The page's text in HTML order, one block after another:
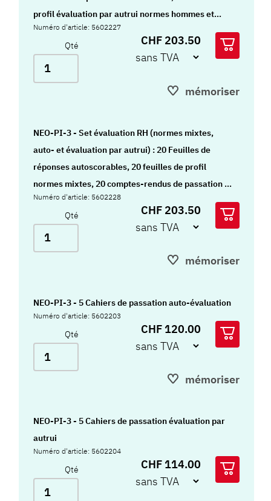
profil évaluation par autrui normes hommes et
femmes, 20 comptes-rendus de passation, 10
styles graph
Numéro d'article: 5602227
Qté CHF 203.50
mémoriser
NEO-PI-3 - Set évaluation RH (normes mixtes,
auto- et évaluation par autrui) : 20 Feuilles de
réponses autoscorables, 20 feuilles de profil
normes mixtes, 20 comptes-rendus de passation et
10 styles graph
Numéro d'article: 5602228
Qté CHF 203.50
mémoriser
NEO-PI-3 - 5 Cahiers de passation auto-évaluation
Numéro d'article: 5602203
Qté CHF 120.00
mémoriser
NEO-PI-3 - 5 Cahiers de passation évaluation par
autrui
Numéro d'article: 5602204
Qté CHF 114.00